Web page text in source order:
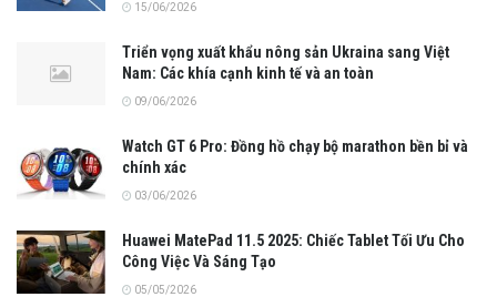
15/06/2026
Triển vọng xuất khẩu nông sản Ukraina sang Việt
Nam: Các khía cạnh kinh tế và an toàn
09/06/2026
Watch GT 6 Pro: Đồng hồ chạy bộ marathon bền bỉ và
chính xác
03/06/2026
Huawei MatePad 11.5 2025: Chiếc Tablet Tối Ưu Cho
Công Việc Và Sáng Tạo
05/05/2026